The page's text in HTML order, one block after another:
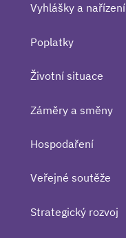
Vyhlášky a nařízení
Poplatky
Životní situace
Záměry a směny
Hospodaření
Veřejné soutěže
Strategický rozvoj